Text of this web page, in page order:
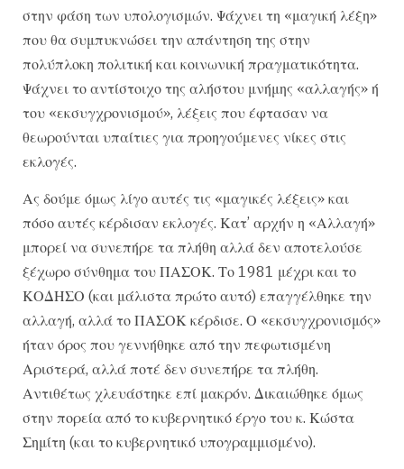
στην φάση των υπολογισμών. Ψάχνει τη «μαγική λέξη»
που θα συμπυκνώσει την απάντηση της στην
πολύπλοκη πολιτική και κοινωνική πραγματικότητα.
Ψάχνει το αντίστοιχο της αλήστου μνήμης «αλλαγής» ή
του «εκσυγχρονισμού», λέξεις που έφτασαν να
θεωρούνται υπαίτιες για προηγούμενες νίκες στις
εκλογές.
Ας δούμε όμως λίγο αυτές τις «μαγικές λέξεις» και
πόσο αυτές κέρδισαν εκλογές. Κατ’ αρχήν η «Αλλαγή»
μπορεί να συνεπήρε τα πλήθη αλλά δεν αποτελούσε
ξέχωρο σύνθημα του ΠΑΣΟΚ. Το 1981 μέχρι και το
ΚΟΔΗΣΟ (και μάλιστα πρώτο αυτό) επαγγέλθηκε την
αλλαγή, αλλά το ΠΑΣΟΚ κέρδισε. Ο «εκσυγχρονισμός»
ήταν όρος που γεννήθηκε από την πεφωτισμένη
Αριστερά, αλλά ποτέ δεν συνεπήρε τα πλήθη.
Αντιθέτως χλευάστηκε επί μακρόν. Δικαιώθηκε όμως
στην πορεία από το κυβερνητικό έργο του κ. Κώστα
Σημίτη (και το κυβερνητικό υπογραμμισμένο).